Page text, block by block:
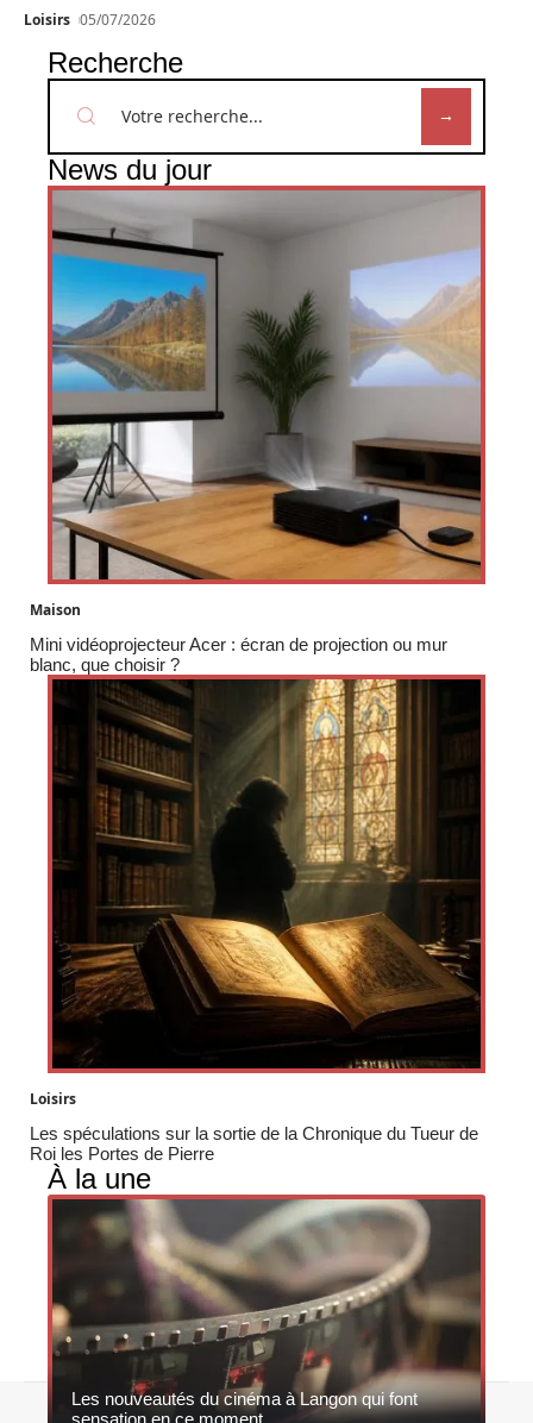
Loisirs 05/07/2026
Recherche
News du jour
Maison
Mini vidéoprojecteur Acer : écran de projection ou mur
blanc, que choisir ?
Loisirs
Les spéculations sur la sortie de la Chronique du Tueur de
Roi les Portes de Pierre
À la une
Les nouveautés du cinéma à Langon qui font
sensation en ce moment
Contact Mentions légales Sitemap